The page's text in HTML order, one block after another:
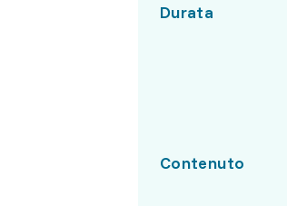
Durata
Contenuto